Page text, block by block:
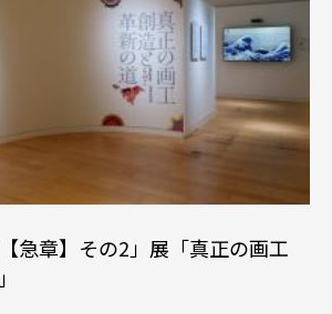
急章】その2」展「真正の画工